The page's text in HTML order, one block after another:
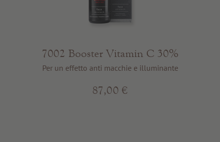
7002 Booster Vitamin C 30%
Per un effetto anti macchie e illuminante
87,00 €